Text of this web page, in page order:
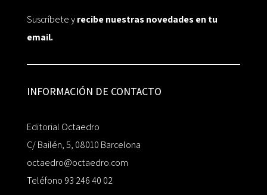
Suscríbete yrecibe nuestras novedades en tu
email.
INFORMACIÓN DE CONTACTO
Editorial Octaedro
C/ Bailén, 5, 08010 Barcelona
octaedro@octaedro.com
Teléfono 93 246 40 02